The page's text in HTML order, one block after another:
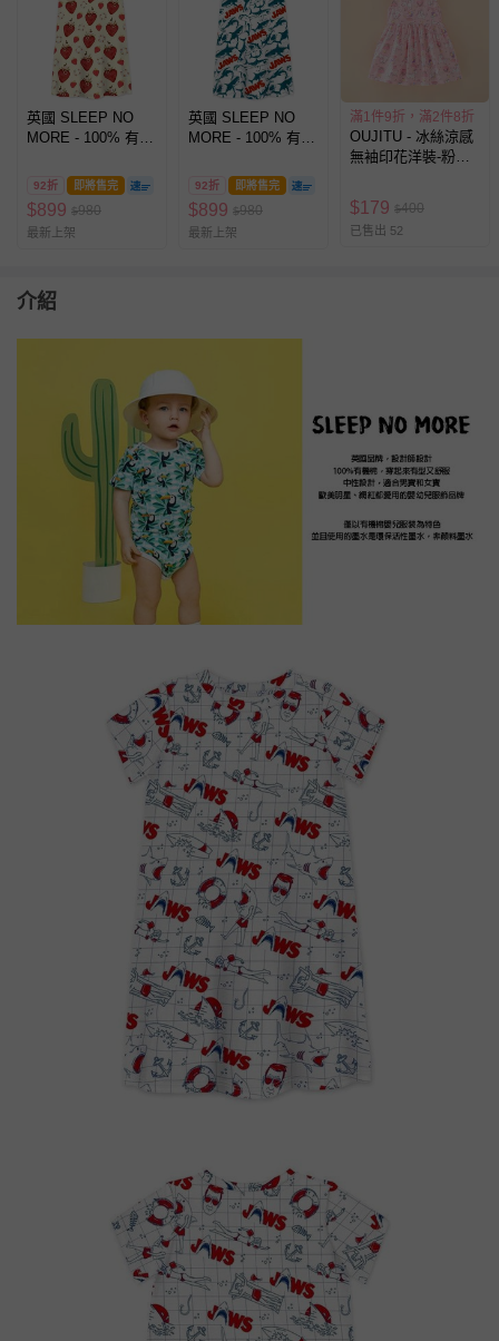
英國 SLEEP NO
MORE - 100% 有機
(1.5-2 Y)
92折 即將售完
$899 $980
最新上架
英國 SLEEP NO
MORE - 100% 有機
鯊JAWS (4-6 Y)
92折 即將售完
$899 $980
最新上架
滿1件9折，滿2件8折
OUJITU - 冰絲涼感
無袖印花洋裝-粉紅
$179 $400
已售出 52
介紹